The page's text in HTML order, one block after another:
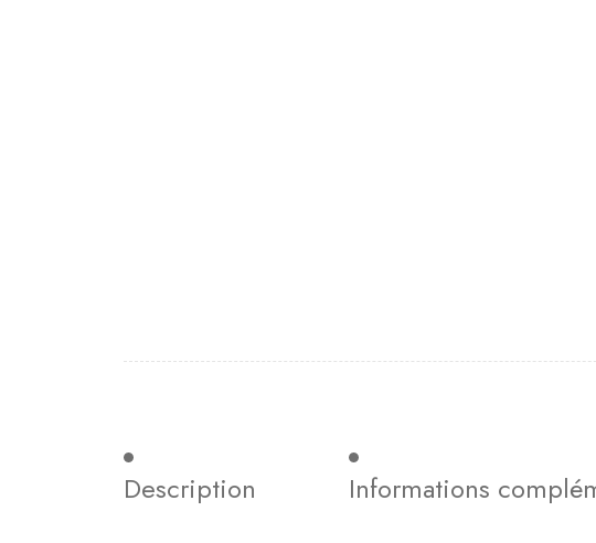
Description Informations